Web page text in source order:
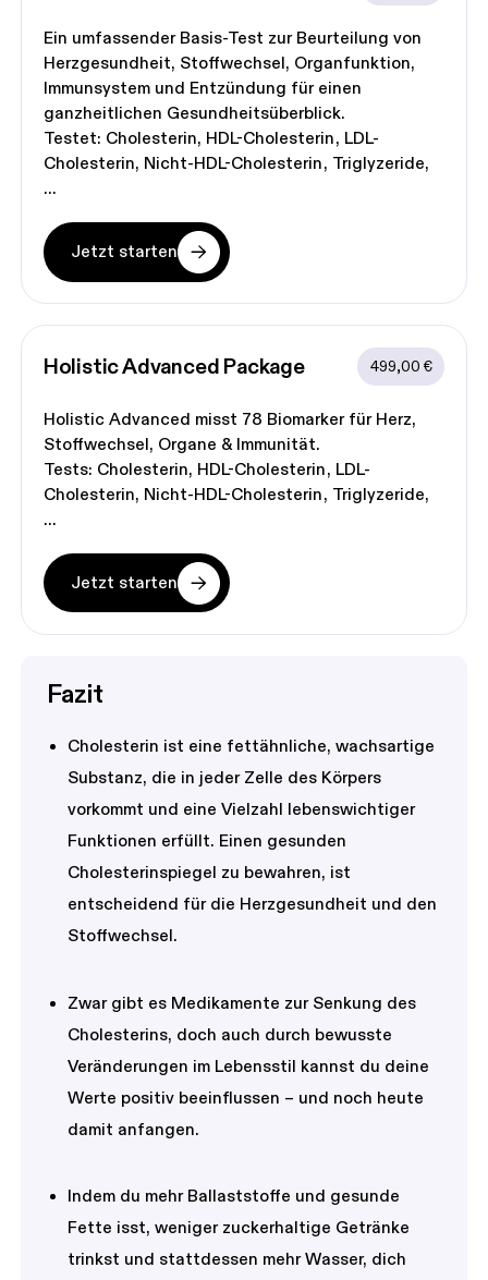
Ein umfassender Basis-Test zur Beurteilung von
Herzgesundheit, Stoffwechsel, Organfunktion,
Immunsystem und Entzündung für einen
ganzheitlichen Gesundheitsüberblick.
Testet: Cholesterin HDL-Cholesterin LDL-
Cholesterin Nicht-HDL-Cholesterin Triglyzeride
Jetzt starten
Holistic Advanced Package 499,00 €
Holistic Advanced misst 78 Biomarker für Herz,
Stoffwechsel, Organe & Immunität.
Tests: Cholesterin HDL-Cholesterin LDL-
Cholesterin Nicht-HDL-Cholesterin Triglyzeride
Jetzt starten
Fazit
Cholesterin ist eine fettähnliche, wachsartige
Substanz, die in jeder Zelle des Körpers
vorkommt und eine Vielzahl lebenswichtiger
Funktionen erfüllt. Einen gesunden
Cholesterinspiegel zu bewahren, ist
entscheidend für die Herzgesundheit und den
Stoffwechsel.
Zwar gibt es Medikamente zur Senkung des
Cholesterins, doch auch durch bewusste
Veränderungen im Lebensstil kannst du deine
Werte positiv beeinflussen – und noch heute
damit anfangen.
Indem du mehr Ballaststoffe und gesunde
Fette isst, weniger zuckerhaltige Getränke
trinkst und stattdessen mehr Wasser, dich